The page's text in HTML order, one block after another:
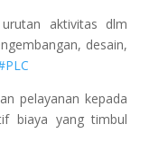
aktivitas dlm
desain,
pelayanan kepada
biaya yang timbul